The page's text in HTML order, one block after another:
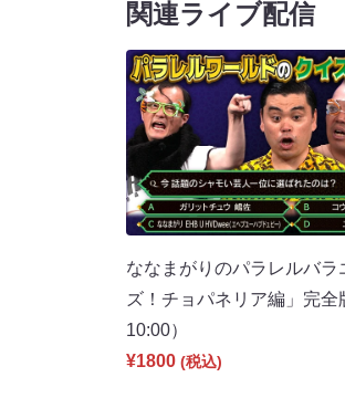
関連ライブ配信
ななまがりのパラレルバラ
ズ！チョパネリア編」完
10:00）
¥1800 (税込)